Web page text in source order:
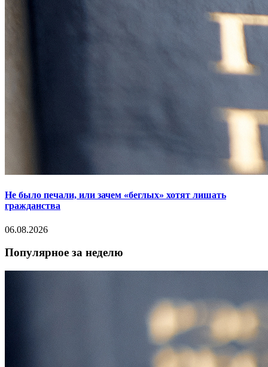
Не было печали, или зачем «беглых» хотят лишать
гражданства
06.08.2026
Популярное за неделю